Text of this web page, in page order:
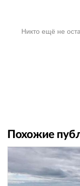
Никто ещё не
Похожие